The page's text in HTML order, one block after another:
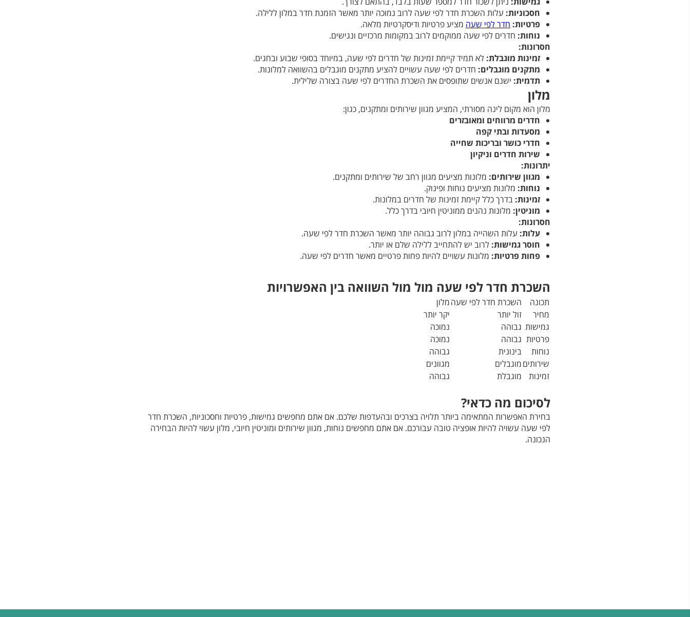
חסכוניות: עלות השכרת חדר לפי שעה לרוב נמוכה יותר מאשר הזמנת חדר במלון ללילה.
פרטיות: חדר לפי שעה מציע פרטיות ודיסקרטיות מלאה.
נוחות: חדרים לפי שעה ממוקמים לרוב במקומות מרכזיים ונגישים.
חסרונות:
זמינות מוגבלת: לא תמיד קיימת זמינות של חדרים לפי שעה, במיוחד בסופי שבוע ובחגים.
מתקנים מוגבלים: חדרים לפי שעה עשויים להציע מתקנים מוגבלים בהשוואה למלונות.
תדמית: ישנם אנשים שתופסים את השכרת החדרים לפי שעה בצורה שלילית.
מלון
מלון הוא מקום לינה מסורתי, המציע מגוון שירותים ומתקנים, כגון:
חדרים מרווחים ומאובזרים
מסעדות ובתי קפה
חדרי כושר ובריכות שחייה
שירות חדרים וניקיון
יתרונות:
מגוון שירותים: מלונות מציעים מגוון רחב של שירותים ומתקנים.
נוחות: מלונות מציעים נוחות ופינוק.
זמינות: בדרך כלל קיימת זמינות של חדרים במלונות.
מוניטין: מלונות נהנים ממוניטין חיובי בדרך כלל.
חסרונות:
עלות: עלות השהייה במלון לרוב גבוהה יותר מאשר השכרת חדר לפי שעה.
חוסר גמישות: לרוב יש להתחייב ללילה שלם או יותר.
פחות פרטיות: מלונות עשויים להיות פחות פרטיים מאשר חדרים לפי שעה.
השכרת חדר לפי שעה מול מול השוואה בין האפשרויות
תכונה השכרת חדר לפי שעהמלון
מחיר
זול יותר
יקר יותר
גמישות גבוהה
נמוכה
פרטיות גבוהה
נמוכה
נוחות
בינונית
גבוהה
שירותיםמוגבלים
מגוונים
זמינות
מוגבלת גבוהה
לסיכום מה כדאי?
בחירת האפשרות המתאימה ביותר תלויה בצרכים ובהעדפות שלכם. אם אתם מחפשים גמישות, פרטיות וחסכוניות, השכרת חדר
לפי שעה עשויה להיות אופציה טובה עבורכם. אם אתם מחפשים נוחות, מגוון שירותים ומוניטין חיובי, מלון עשוי להיות הבחירה
הנכונה.